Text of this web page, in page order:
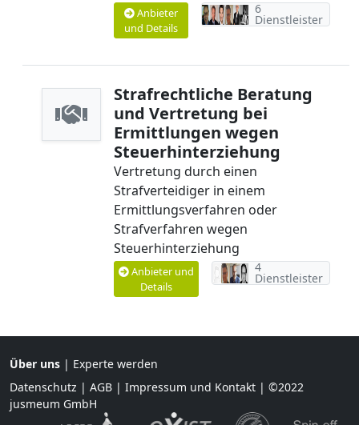
Anbieter
und Details
6
Dienstleister
Strafrechtliche Beratung
und Vertretung bei
Ermittlungen wegen
Steuerhinterziehung
Vertretung durch einen
Strafverteidiger in einem
Ermittlungsverfahren oder
Strafverfahren wegen
Steuerhinterziehung
Anbieter und
Details
4
Dienstleister
Über uns | Experte werden
Datenschutz | AGB | Impressum und Kontakt | ©2022
jusmeum GmbH